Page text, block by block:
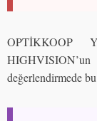
OPTİKKOOP
değerlendirmede